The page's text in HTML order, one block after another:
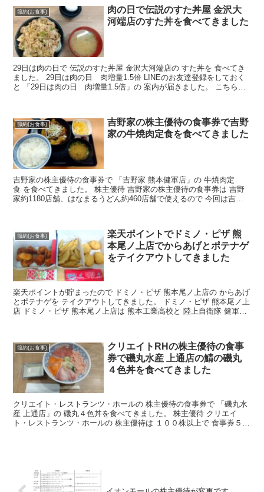
節約(お食事)
肉の日で伝説のすた丼屋 金沢大
河端店のすた丼を食べてきました
29日は肉の日で 伝説のすた丼屋 金沢大河端店の すた丼を 食べてき
ました。 29日は肉の日 肉増量1.5倍 LINEのお友達登録をしておく
と 「29日は肉の日 肉増量1.5倍」の 案内が届きました。 こちら
節約(お食事)
吉野家の株主優待の食事券で吉野
家の牛焼肉定食を食べてきました
吉野家の株主優待の食事券で 「吉野家 熊本健軍店」の 牛焼肉定
食 を食べてきました。 株主優待 吉野家の株主優待の食事券は 吉野
家約1180店舗、はなまるうどん約460店舗で使えるので 今回は吉野
節約(お食事)
楽天ポイントでドミノ・ピザ 熊
本尾ノ上店でからあげとポテナゲ
をテイクアウトしてきました
楽天ポイントが貯まったので ドミノ・ピザ 熊本尾ノ上店の からあげ
とポテナゲを テイクアウトしてきました。 ドミノ・ピザ 熊本尾ノ上
店 ドミノ・ピザ 熊本尾ノ上店は 熊本工業高校と 陸上自衛隊 健軍駐
節約(お食事)
クリエイトRHの株主優待の食事
券で磯丸水産 上通店の鯖の磯丸
４色丼を食べてきました
クリエイト・レストランツ・ホールの 株主優待の食事券で 「磯丸水
産 上通店」の 磯丸４色丼を食べてきました。 株主優待 クリエイ
ト・レストランツ・ホールの 株主優待は １００株以上で 食事券５０